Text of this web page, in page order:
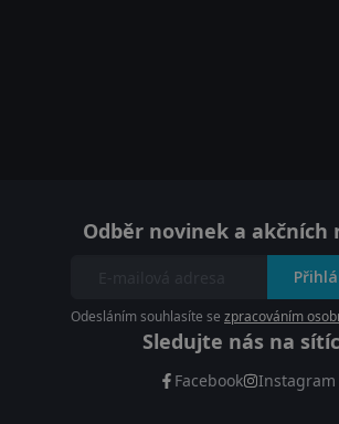
Odběr novinek a akčních
Odesláním souhlasíte se zpracováním
Sledujte nás na
Facebook Instagram